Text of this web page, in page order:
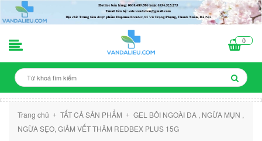
0
Trang chủ + TẤT CẢ SẢN PHẨM + GEL BÔI NGOÀI DA , NGỪA MỤN ,
NGỪA SẸO, GIẢM VẾT THÂM REDBEX PLUS 15G